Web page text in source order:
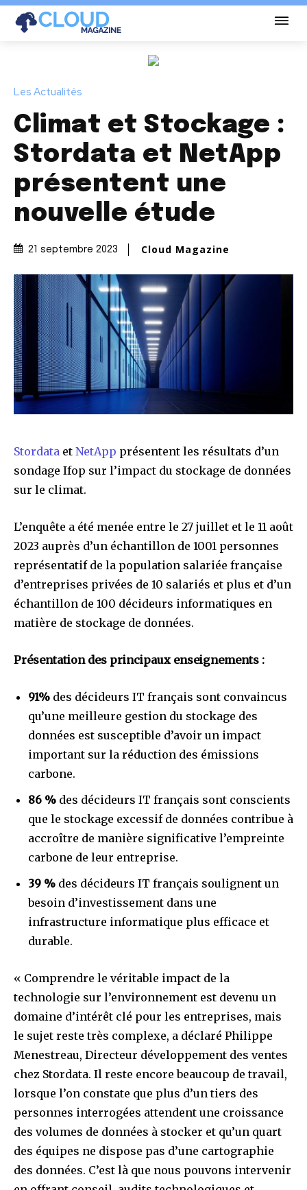
Les Actualités
Climat et Stockage :
Stordata et NetApp
présentent une
nouvelle étude
21 septembre 2023 Cloud Magazine
Stordata et NetApp présentent les résultats d’un
sondage Ifop sur l’impact du stockage de données
sur le climat.
L’enquête a été menée entre le 27 juillet et le 11 août
2023 auprès d’un échantillon de 1001 personnes
représentatif de la population salariée française
d’entreprises privées de 10 salariés et plus et d’un
échantillon de 100 décideurs informatiques en
matière de stockage de données.
Présentation des principaux enseignements :
91% des décideurs IT français sont convaincus
qu’une meilleure gestion du stockage des
données est susceptible d’avoir un impact
important sur la réduction des émissions
carbone.
86 % des décideurs IT français sont conscients
que le stockage excessif de données contribue à
accroître de manière significative l’empreinte
carbone de leur entreprise.
39 % des décideurs IT français soulignent un
besoin d’investissement dans une
infrastructure informatique plus efficace et
durable.
« Comprendre le véritable impact de la
technologie sur l’environnement est devenu un
domaine d’intérêt clé pour les entreprises, mais
le sujet reste très complexe, a déclaré Philippe
Menestreau, Directeur développement des ventes
chez Stordata. Il reste encore beaucoup de travail,
lorsque l’on constate que plus d’un tiers des
personnes interrogées attendent une croissance
des volumes de données à stocker et qu’un quart
des équipes ne dispose pas d’une cartographie
des données. C’est là que nous pouvons intervenir